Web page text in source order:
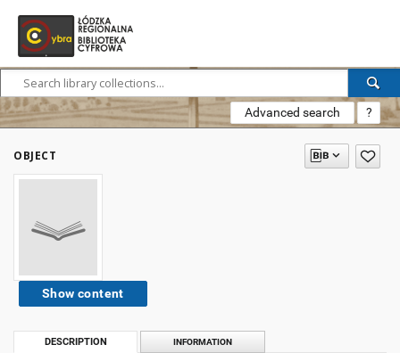
Advanced search ?
OBJECT
Show content
DESCRIPTION INFORMATION